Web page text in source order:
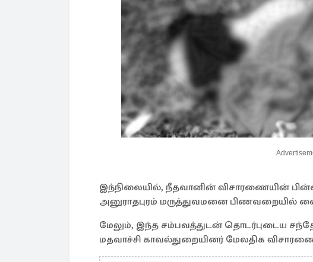
இந்நிலையில், நீதவானின் விசாரணையின்
அனுராதபுரம் மருத்துவமனை பிணவறையில்
மேலும், இந்த சம்பவத்துடன் தொடர்புடைய
மதவாச்சி காவல்துறையினர் மேலதிக